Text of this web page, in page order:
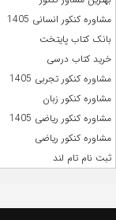
مشاوره کنکور انسانی 1405
بانک کتاب پایتخت
خرید کتاب درسی
مشاوره کنکور تجربی 1405
مشاوره کنکور زبان
مشاوره کنکور ریاضی 1405
مشاوره کنکور ریاضی
ثبت نام تام لند